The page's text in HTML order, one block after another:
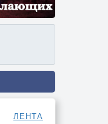
ЛЕНТА